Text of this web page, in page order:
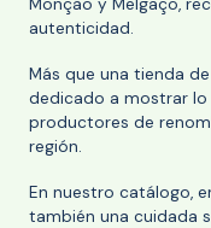
autenticidad.
Más que una tienda
dedicado a mostrar lo
productores de
región.
En nuestro catálogo,
también una cuidada